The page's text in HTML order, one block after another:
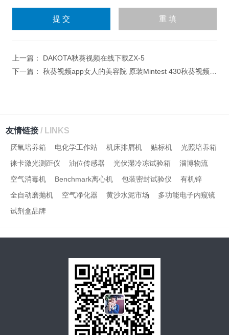
上一篇： DAKOTA秋葵视频在线下载ZX-5
下一篇： 秋葵视频app女人的美容院 原装Mintest 430秋葵视频在线下载
友情链接/ LINKS
厌氧培养箱 电化学工作站 机床排屑机 贴标机
光照培养箱
徕卡激光测距仪
油位传感器 光伏湿冷冻试验箱
淄博物流
空气消毒机
Benchmark离心机 包装密封试验仪
有机锌
全自动磨抛机
空气净化器 黄沙水泥市场
多功能电子内窥镜
试剂盒品牌